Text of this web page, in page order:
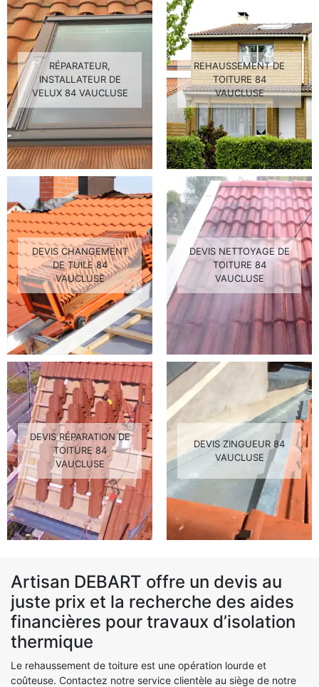
RÉPARATEUR,
INSTALLATEUR DE
VELUX 84 VAUCLUSE
REHAUSSEMENT DE
TOITURE 84
VAUCLUSE
DEVIS CHANGEMENT
DE TUILE 84
VAUCLUSE
DEVIS NETTOYAGE DE
TOITURE 84
VAUCLUSE
DEVIS RÉPARATION DE
TOITURE 84
VAUCLUSE
DEVIS ZINGUEUR 84
VAUCLUSE
Artisan DEBART offre un devis au
juste prix et la recherche des aides
financières pour travaux d’isolation
thermique
Le rehaussement de toiture est une opération lourde et
coûteuse. Contactez notre service clientèle au siège de notre